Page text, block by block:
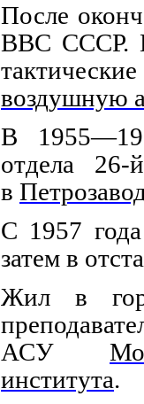
После
ВВС СССР.
воздушную
В
отдела
в
С 1957
затем в
Жил в
АСУ
института.